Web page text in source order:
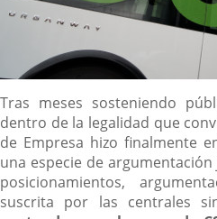
Content
Tras meses sosteniendo
dentro de la legalidad que
de Empresa hizo finalmente
una especie de
posicionamientos,
suscrita por las centrales